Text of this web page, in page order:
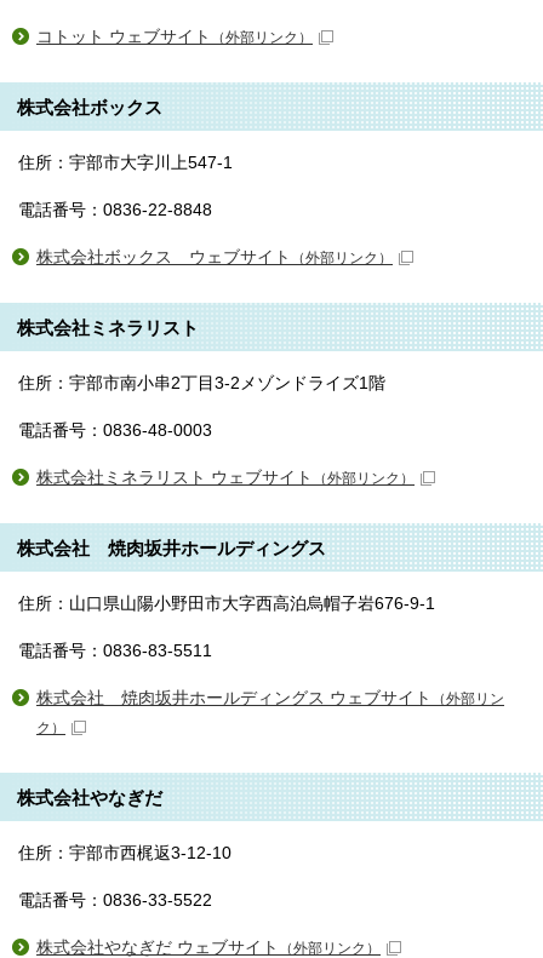
コトット ウェブサイト （外部リンク）
株式会社ボックス
住所：宇部市大字川上547-1
電話番号：0836-22-8848
株式会社ボックス ウェブサイト （外部リンク）
株式会社ミネラリスト
住所：宇部市南小串2丁目3-2メゾンドライズ1階
電話番号：0836-48-0003
株式会社ミネラリスト ウェブサイト （外部リンク）
株式会社 焼肉坂井ホールディングス
住所：山口県山陽小野田市大字西高泊烏帽子岩676-9-1
電話番号：0836-83-5511
株式会社 焼肉坂井ホールディングス ウェブサイト
（外部リン
ク）
株式会社やなぎだ
住所：宇部市西梶返3-12-10
電話番号：0836-33-5522
株式会社やなぎだ ウェブサイト （外部リンク）